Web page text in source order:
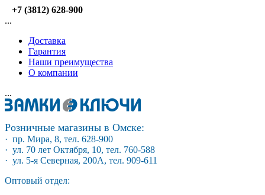
+7 (3812) 628-900
...
Доставка
Гарантия
Наши преимущества
О компании
...
Розничные магазины в Омске:
· пр. Мира, 8, тел. 628-900
· ул. 70 лет Октября, 10, тел. 760-588
· ул. 5-я Северная, 200А, тел. 909-611
Оптовый отдел: